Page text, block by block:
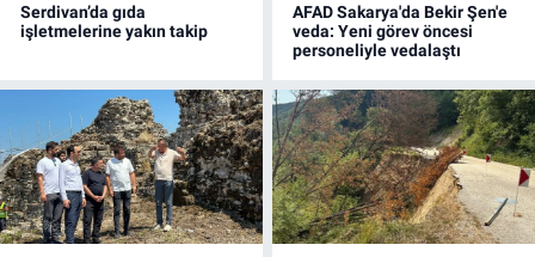
Serdivan’da gıda
işletmelerine yakın takip
AFAD Sakarya'da Bekir Şen'e
veda: Yeni görev öncesi
personeliyle vedalaştı